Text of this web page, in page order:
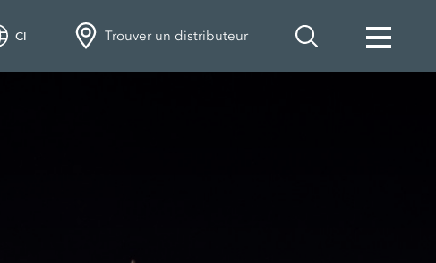
CI Trouver un distributeur